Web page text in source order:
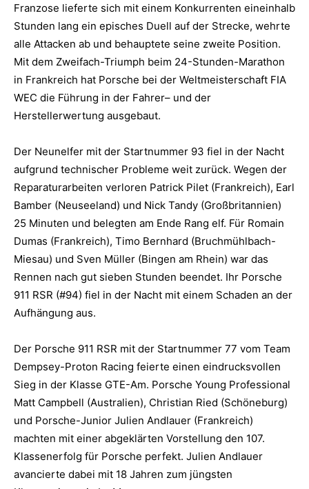
Franzose lieferte sich mit einem Konkurrenten eineinhalb
Stunden lang ein episches Duell auf der Strecke, wehrte
alle Attacken ab und behauptete seine zweite Position.
Mit dem Zweifach-Triumph beim 24-Stunden-Marathon
in Frankreich hat Porsche bei der Weltmeisterschaft FIA
WEC die Führung in der Fahrer– und der
Herstellerwertung ausgebaut.
Der Neunelfer mit der Startnummer 93 fiel in der Nacht
aufgrund technischer Probleme weit zurück. Wegen der
Reparaturarbeiten verloren Patrick Pilet (Frankreich), Earl
Bamber (Neuseeland) und Nick Tandy (Großbritannien)
25 Minuten und belegten am Ende Rang elf. Für Romain
Dumas (Frankreich), Timo Bernhard (Bruchmühlbach-
Miesau) und Sven Müller (Bingen am Rhein) war das
Rennen nach gut sieben Stunden beendet. Ihr Porsche
911 RSR (#94) fiel in der Nacht mit einem Schaden an der
Aufhängung aus.
Der Porsche 911 RSR mit der Startnummer 77 vom Team
Dempsey-Proton Racing feierte einen eindrucksvollen
Sieg in der Klasse GTE-Am. Porsche Young Professional
Matt Campbell (Australien), Christian Ried (Schöneburg)
und Porsche-Junior Julien Andlauer (Frankreich)
machten mit einer abgeklärten Vorstellung den 107.
Klassenerfolg für Porsche perfekt. Julien Andlauer
avancierte dabei mit 18 Jahren zum jüngsten